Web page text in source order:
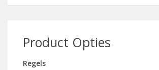
Product Opties
Regels